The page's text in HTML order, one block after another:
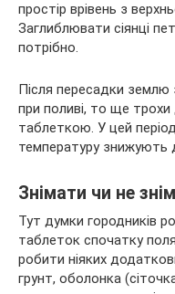
простір врівень з
Заглиблювати сіянці
потрібно.
Після пересадки землю
при поливі, то ще
таблеткою. У цей
температуру знижують
Знімати чи не
Тут думки городників
таблеток спочатку
робити ніяких
грунт, оболонка